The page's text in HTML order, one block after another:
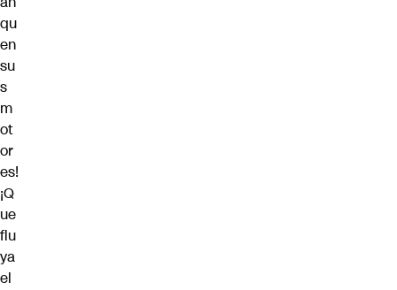
qu
en
su
s
m
ot
or
es!
¡Q
ue
flu
ya
el